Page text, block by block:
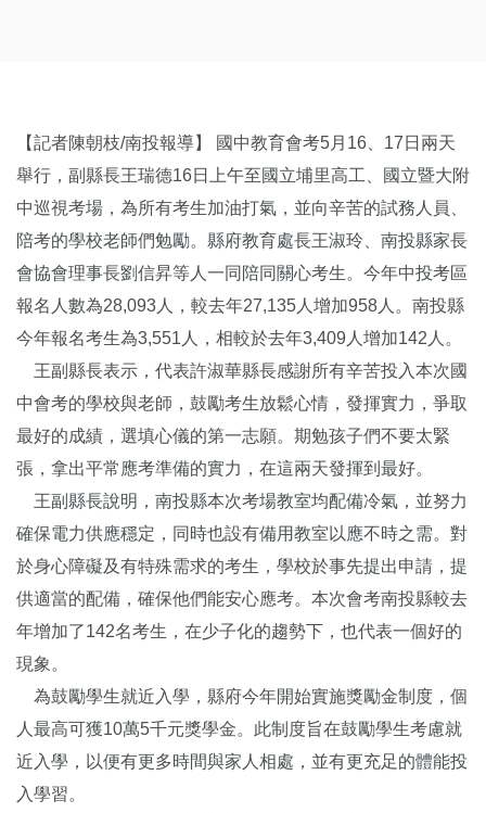
【記者陳朝枝/南投報導】 國中教育會考5月16、17日兩天
舉行，副縣長王瑞德16日上午至國立埔里高工、國立暨大附
中巡視考場，為所有考生加油打氣，並向辛苦的試務人員、
陪考的學校老師們勉勵。縣府教育處長王淑玲、南投縣家長
會協會理事長劉信昇等人一同陪同關心考生。今年中投考區
報名人數為28,093人，較去年27,135人增加958人。南投縣
今年報名考生為3,551人，相較於去年3,409人增加142人。
王副縣長表示，代表許淑華縣長感謝所有辛苦投入本次國
中會考的學校與老師，鼓勵考生放鬆心情，發揮實力，爭取
最好的成績，選填心儀的第一志願。期勉孩子們不要太緊
張，拿出平常應考準備的實力，在這兩天發揮到最好。
王副縣長說明，南投縣本次考場教室均配備冷氣，並努力
確保電力供應穩定，同時也設有備用教室以應不時之需。對
於身心障礙及有特殊需求的考生，學校於事先提出申請，提
供適當的配備，確保他們能安心應考。本次會考南投縣較去
年增加了142名考生，在少子化的趨勢下，也代表一個好的
現象。
為鼓勵學生就近入學，縣府今年開始實施獎勵金制度，個
人最高可獲10萬5千元獎學金。此制度旨在鼓勵學生考慮就
近入學，以便有更多時間與家人相處，並有更充足的體能投
入學習。